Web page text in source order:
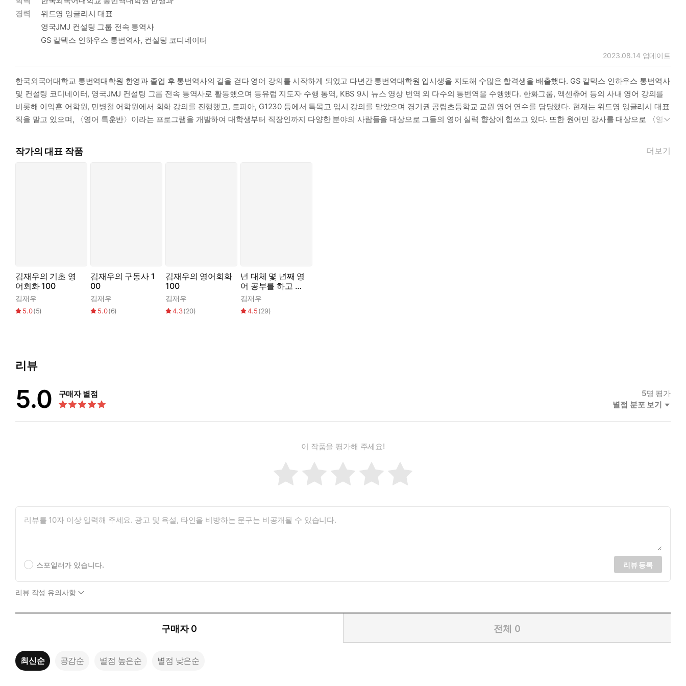
경력
위드영 잉글리시 대표
영국JMJ 컨설팅 그룹 전속 통역사
GS 칼텍스 인하우스 통번역사, 컨설팅 코디네이터
2023.08.14 업데이트
한국외국어대학교 통번역대학원 한영과 졸업 후 통번역사의 길을 걷다 영어 강의를 시작하게 되었고 다년간 통번역대학원 입시생을 지도해 수많은 합격생을 배출했다. GS 칼텍스 인하우스 통번역사
및 컨설팅 코디네이터, 영국JMJ 컨설팅 그룹 전속 통역사로 활동했으며 동유럽 지도자 수행 통역, KBS 9시 뉴스 영상 번역 외 다수의 통번역을 수행했다. 한화그룹, 액센츄어 등의 사내 영어 강의를
비롯해 이익훈 어학원, 민병철 어학원에서 회화 강의를 진행했고, 토피아, G1230 등에서 특목고 입시 강의를 맡았으며 경기권 공립초등학교 교원 영어 연수를 담당했다. 현재는 위드영 잉글리시 대표
직을 맡고 있으며, 〈영어 특훈반〉이라는 프로그램을 개발하여 대학생부터 직장인까지 다양한 분야의 사람들을 대상으로 그들의 영어 실력 향상에 힘쓰고 있다. 또한 원어민 강사를 대상으로 〈영
소모하지 않도록 조력자 역할을 하면서 자신만의 진정성 있는 콘텐츠와 소통으로 오늘도 영어 교육 현장을 지키고 있다. 저서로 출간 즉시 베스트셀러에 오른 《넌 대체 몇 년째 영어 공부를 하고 있
는 거니?》가 있다.
작가의 대표 작품 더보기
김재우의 기초 영
어회화 100
김재우
5.0(5)
김재우의 구동사 1
00
김재우
5.0(6)
김재우의 영어회화
100
김재우
4.3(20)
넌 대체 몇 년째 영
어 공부를 하고 있
는 거니?
김재우
4.5(29)
리뷰
5.0 구매자 별점 5명 평가
별점 분포 보기
이 작품을 평가해 주세요!
스포일러가 있습니다. 리뷰 등록
리뷰 작성 유의사항
구매자 0 전체 0
최신순 공감순 별점 높은순 별점 낮은순